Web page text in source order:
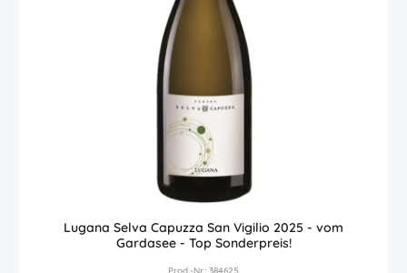
Lugana Selva Capuzza San Vigilio 2025 - vom
Gardasee - Top Sonderpreis!